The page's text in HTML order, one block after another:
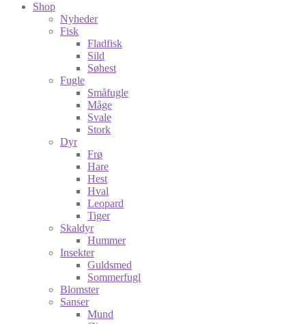
Shop
Nyheder
Fisk
Fladfisk
Sild
Søhest
Fugle
Småfugle
Måge
Svale
Stork
Dyr
Frø
Hare
Hest
Hval
Leopard
Tiger
Skaldyr
Hummer
Insekter
Guldsmed
Sommerfugl
Blomster
Sanser
Mund